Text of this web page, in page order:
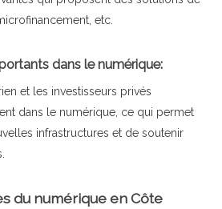
etc.
dans le numérique:
et les investisseurs privés
dans le numérique, ce qui permet
infrastructures et de soutenir
du numérique en Côte